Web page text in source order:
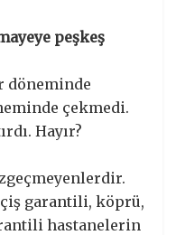
peşkeş
döneminde
çekmedi.
Hayır?
garantili, köprü,
hastanelerin